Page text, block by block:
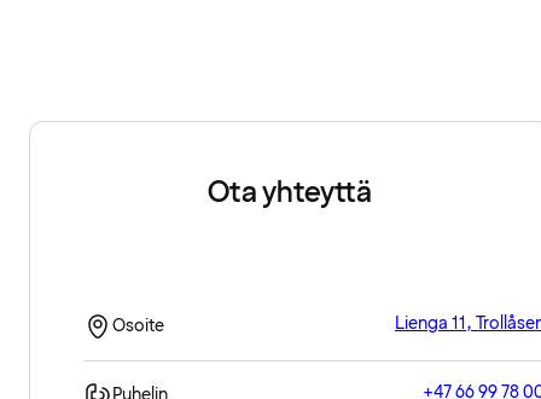
Ota yhteyttä
Osoite Lienga 11,
+47 66 99 78